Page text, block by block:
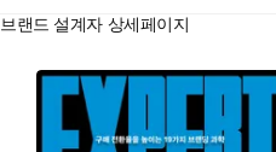
동
브랜드 설계자 상세페이지